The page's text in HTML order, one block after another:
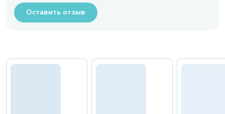
Оставить отзыв